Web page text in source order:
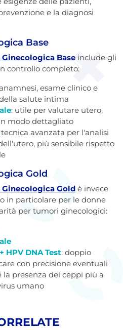
e la diagnosi
Base
Base include gli
controllo completo:
esame clinico e
salute intima
: utile per valutare utero,
modo dettagliato
tecnica avanzata per l'analisi
più sensibile rispetto
Gold
Gold è invece
in particolare per le donne
per tumori ginecologici:
HPV DNA Test: doppio
con precisione eventuali
la presenza dei ceppi più a
umano